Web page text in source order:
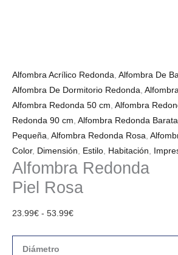
Alfombra Acrílico Redonda, Alfombra De
Alfombra De Dormitorio Redonda,
Alfombra Redonda 50 cm, Alfombra
Redonda 90 cm, Alfombra Redonda Barata
Pequeña, Alfombra Redonda Rosa,
Color, Dimensión, Estilo, Habitación,
Alfombra Redonda
Piel Rosa
23.99€ - 53.99€
Diámetro